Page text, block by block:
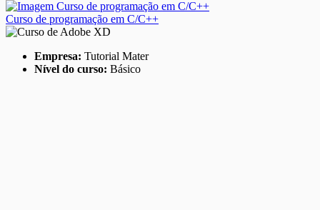
Curso de programação em C/C++
Empresa: Tutorial Mater
Nível do curso: Básico